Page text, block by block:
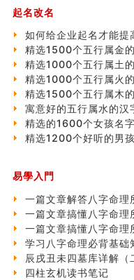
寓意好的五行属水的汉
起名改名
如何给企业起名才能提
精选1500个五行属金
精选1000个五行属土
精选1000个五行属火
精选1500个五行属木
寓意好的五行属水的汉
精选的1600个女孩名字
精选1200个好听的男
易學入門
一篇文章解答八字命理
一篇文章搞懂八字命理
一篇文章搞懂八字命理
学习八字命理必背基础
辰戌丑未四墓库详解（
四柱玄机读书笔记